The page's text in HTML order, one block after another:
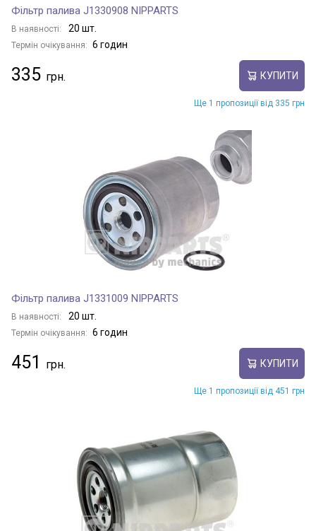
Фільтр палива J1330908 NIPPARTS
В наявності: 20 шт.
Термін очікування: 6 годин
335 КУПИТИ
Ще 1 пропозиції від 335 грн
Фільтр палива J1331009 NIPPARTS
В наявності: 20 шт.
Термін очікування: 6 годин
451 КУПИТИ
Ще 1 пропозиції від 451 грн